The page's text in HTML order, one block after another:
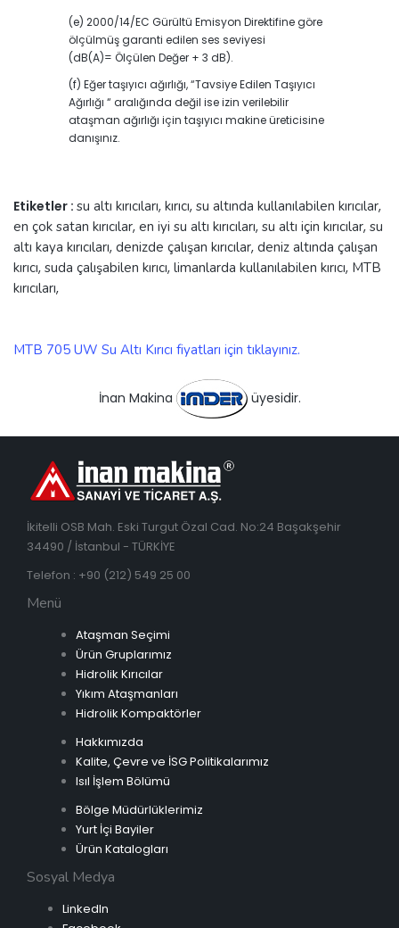
(e) 2000/14/EC Gürültü Emisyon Direktifine göre
ölçülmüş garanti edilen ses seviyesi
(dB(A)= Ölçülen Değer + 3 dB).
(f) Eğer taşıyıcı ağırlığı, “Tavsiye Edilen Taşıyıcı
Ağırlığı “ aralığında değil ise izin verilebilir
ataşman ağırlığı için taşıyıcı makine üreticisine
danışınız.
Etiketler : su altı kırıcıları, kırıcı, su altında kullanılabilen kırıcılar,
en çok satan kırıcılar, en iyi su altı kırıcıları, su altı için kırıcılar, su
altı kaya kırıcıları, denizde çalışan kırıcılar, deniz altında çalışan
kırıcı, suda çalışabilen kırıcı, limanlarda kullanılabilen kırıcı, MTB
kırıcıları,
MTB 705 UW Su Altı Kırıcı fiyatları için tıklayınız.
İnan Makina üyesidir.
İkitelli OSB Mah. Eski Turgut Özal Cad. No:24 Başakşehir
34490 / İstanbul - TÜRKİYE
Telefon : +90 (212) 549 25 00
Menü
Ataşman Seçimi
Ürün Gruplarımız
Hidrolik Kırıcılar
Yıkım Ataşmanları
Hidrolik Kompaktörler
Hakkımızda
Kalite, Çevre ve İSG Politikalarımız
Isıl İşlem Bölümü
Bölge Müdürlüklerimiz
Yurt İçi Bayiler
Ürün Katalogları
Sosyal Medya
LinkedIn